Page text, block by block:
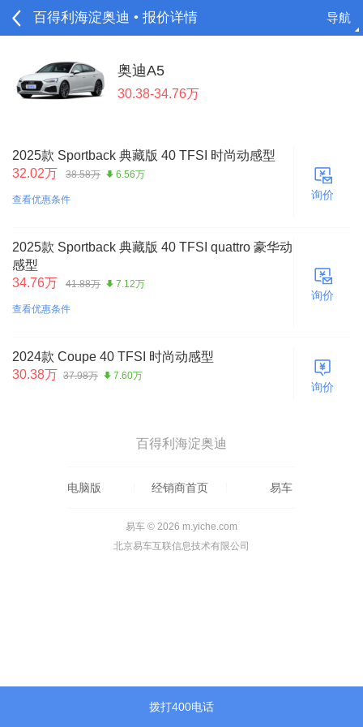
百得利海淀奥迪 • 报价详情 导航
奥迪A5
30.38-34.76万
2025款 Sportback 典藏版 40 TFSI 时尚动感型
32.02万
38.58万 6.56万
查看优惠条件 询价
2025款 Sportback 典藏版 40 TFSI quattro 豪华动
感型
34.76万
41.88万 7.12万
查看优惠条件
询价
2024款 Coupe 40 TFSI 时尚动感型
30.38万 37.98万 7.60万
询价
拨打400电话
百得利海淀奥迪
电脑版 经销商首页 易车
易车 © 2026 m.yiche.com
北京易车互联信息技术有限公司